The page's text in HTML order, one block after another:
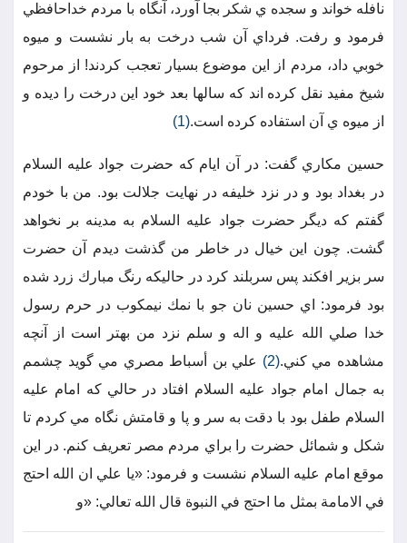
نافله خواند و سجده ي شكر بجا آورد، آنگاه با مردم خداحافظي
فرمود و رفت. فرداي آن شب درخت به بار نشست و ميوه
خوبي داد، مردم از اين موضوع بسيار تعجب كردند! از مرحوم
شيخ مفيد نقل كرده اند كه سالها بعد خود اين درخت را ديده و
از ميوه ي آن استفاده كرده است.(1)
حسين مكاري گفت: در آن ايام كه حضرت جواد عليه السلام
در بغداد بود و در نزد خليفه در نهايت جلالت بود. من با خودم
گفتم كه ديگر حضرت جواد عليه السلام به مدينه بر نخواهد
گشت. چون اين خيال در خاطر من گذشت ديدم آن حضرت
سر بزير افكند پس سربلند كرد در حاليكه رنگ مبارك زرد شده
بود فرمود: اي حسين نان جو با نمك نيمكوب در حرم رسول
خدا صلي الله عليه و اله و سلم نزد من بهتر است از آنچه
مشاهده مي كني.(2)
علي بن أسباط مصري مي گويد چشمم
به جمال امام جواد عليه السلام افتاد در حالي كه امام عليه
السلام طفل بود با دقت به سر و پا و قامتش نگاه مي كردم تا
شكل و شمائل حضرت را براي مردم مصر تعريف كنم. در اين
موقع امام عليه السلام نشست و فرمود: «يا علي ان الله احتج
في الامامة بمثل ما احتج في النبوة قال الله تعالي: «و